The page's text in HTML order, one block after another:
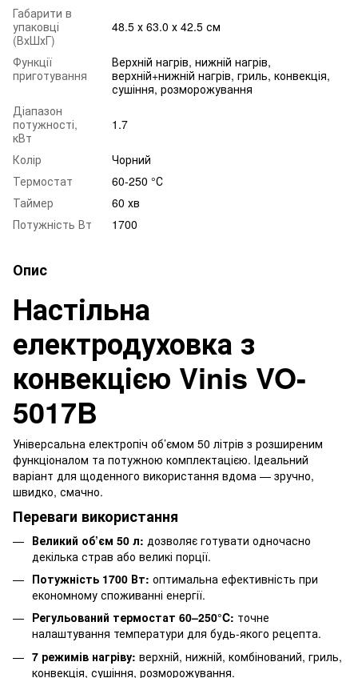
Габарити в
упаковці
(ВхШхГ)
48.5 х 63.0 х 42.5 см
Функції
приготування
Верхній нагрів, нижній нагрів,
верхній+нижній нагрів, гриль, конвекція,
сушіння, розморожування
Діапазон
потужності,
кВт
1.7
Колір
Чорний
Термостат
60-250 °С
Таймер
60 хв
Потужність Вт
1700
Опис
Настільна
електродуховка з
конвекцією Vinis VO-
5017B
Універсальна електропіч об’ємом 50 літрів з розширеним
функціоналом та потужною комплектацією. Ідеальний
варіант для щоденного використання вдома — зручно,
швидко, смачно.
Переваги використання
Великий об’єм 50 л: дозволяє готувати одночасно
декілька страв або великі порції.
Потужність 1700 Вт: оптимальна ефективність при
економному споживанні енергії.
Регульований термостат 60–250°C: точне
налаштування температури для будь-якого рецепта.
7 режимів нагріву: верхній, нижній, комбінований, гриль,
конвекція, сушіння, розморожування.